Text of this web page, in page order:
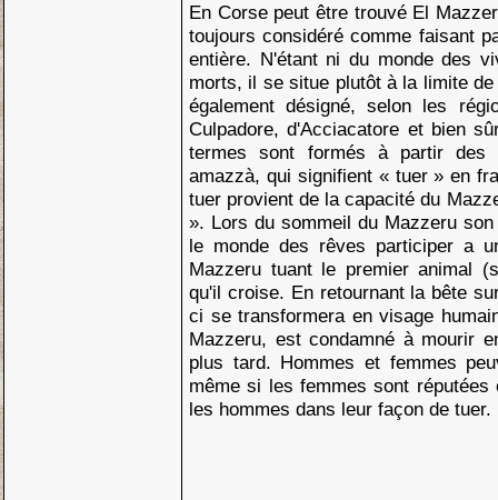
En Corse peut être trouvé El
toujours considéré comme faisant
entière. N'étant ni du monde des
morts, il se situe plutôt à la limite
également désigné, selon les
Culpadore, d'Acciacatore et bien
termes sont formés à partir des
amazzà, qui signifient « tuer » en
tuer provient de la capacité du
». Lors du sommeil du Mazzeru
le monde des rêves participer a
Mazzeru tuant le premier animal
qu'il croise. En retournant la bête
ci se transformera en visage
Mazzeru, est condamné à mourir
plus tard. Hommes et femmes
même si les femmes sont réputées
les hommes dans leur façon de tuer.